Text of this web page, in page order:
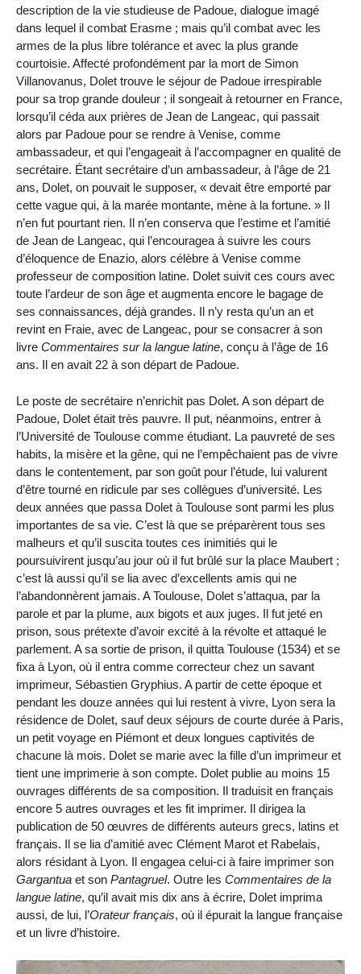
description de la vie studieuse de Padoue, dialogue imagé
dans lequel il combat Erasme ; mais qu’il combat avec les
armes de la plus libre tolérance et avec la plus grande
courtoisie. Affecté profondément par la mort de Simon
Villanovanus, Dolet trouve le séjour de Padoue irrespirable
pour sa trop grande douleur ; il songeait à retourner en France,
lorsqu’il céda aux prières de Jean de Langeac, qui passait
alors par Padoue pour se rendre à Venise, comme
ambassadeur, et qui l’engageait à l’accompagner en qualité de
secrétaire. Étant secrétaire d’un ambassadeur, à l’âge de 21
ans, Dolet, on pouvait le supposer, « devait être emporté par
cette vague qui, à la marée montante, mène à la fortune. » Il
n’en fut pourtant rien. Il n’en conserva que l’estime et l’amitié
de Jean de Langeac, qui l’encouragea à suivre les cours
d’éloquence de Enazio, alors célèbre à Venise comme
professeur de composition latine. Dolet suivit ces cours avec
toute l’ardeur de son âge et augmenta encore le bagage de
ses connaissances, déjà grandes. Il n’y resta qu’un an et
revint en Fraie, avec de Langeac, pour se consacrer à son
livre Commentaires sur la langue latine, conçu à l’âge de 16
ans. Il en avait 22 à son départ de Padoue.
Le poste de secrétaire n’enrichit pas Dolet. A son départ de
Padoue, Dolet était très pauvre. Il put, néanmoins, entrer à
l’Université de Toulouse comme étudiant. La pauvreté de ses
habits, la misère et la gêne, qui ne l’empêchaient pas de vivre
dans le contentement, par son goût pour l’étude, lui valurent
d’être tourné en ridicule par ses collègues d’université. Les
deux années que passa Dolet à Toulouse sont parmi les plus
importantes de sa vie. C’est là que se préparèrent tous ses
malheurs et qu’il suscita toutes ces inimitiés qui le
poursuivirent jusqu’au jour où il fut brûlé sur la place Maubert ;
c’est là aussi qu’il se lia avec d’excellents amis qui ne
l’abandonnèrent jamais. A Toulouse, Dolet s’attaqua, par la
parole et par la plume, aux bigots et aux juges. Il fut jeté en
prison, sous prétexte d’avoir excité à la révolte et attaqué le
parlement. A sa sortie de prison, il quitta Toulouse (1534) et se
fixa à Lyon, où il entra comme correcteur chez un savant
imprimeur, Sébastien Gryphius. A partir de cette époque et
pendant les douze années qui lui restent à vivre, Lyon sera la
résidence de Dolet, sauf deux séjours de courte durée à Paris,
un petit voyage en Piémont et deux longues captivités de
chacune là mois. Dolet se marie avec la fille d’un imprimeur et
tient une imprimerie à son compte. Dolet publie au moins 15
ouvrages différents de sa composition. Il traduisit en français
encore 5 autres ouvrages et les fit imprimer. Il dirigea la
publication de 50 œuvres de différents auteurs grecs, latins et
français. Il se lia d’amitié avec Clément Marot et Rabelais,
alors résidant à Lyon. Il engagea celui-ci à faire imprimer son
Gargantua et son Pantagruel. Outre les Commentaires de la
langue latine, qu’il avait mis dix ans à écrire, Dolet imprima
aussi, de lui, l’Orateur français, où il épurait la langue française
et un livre d’histoire.